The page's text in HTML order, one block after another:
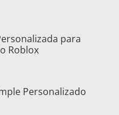
para
Roblox
Personalizado